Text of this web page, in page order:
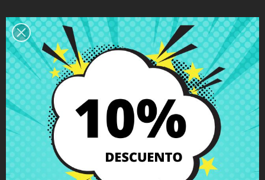
Descripción
Detalles del producto
Grados
Comentarios